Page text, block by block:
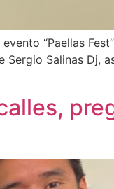
“Paellas
Salinas Dj,